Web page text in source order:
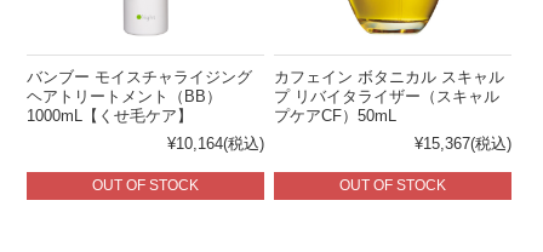
バンブー モイスチャライジング
ヘアトリートメント（BB）
1000mL【くせ毛ケア】
¥10,164(税込)
OUT OF STOCK
カフェイン ボタニカル スキャル
プ リバイタライザー（スキャル
プケアCF）50mL
¥15,367(税込)
OUT OF STOCK